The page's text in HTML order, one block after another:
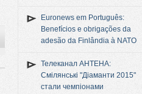
Euronews em Português:
Benefícios e obrigações da
adesão da Finlândia à NATO
Телеканал АНТЕНА:
Смілянські "Діаманти 2015"
стали чемпіонами